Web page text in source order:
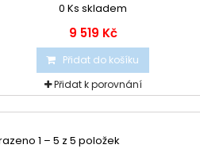
0 Ks skladem
9 519 Kč
Přidat do košíku
Přidat k porovnání
1 – 5 z 5 položek